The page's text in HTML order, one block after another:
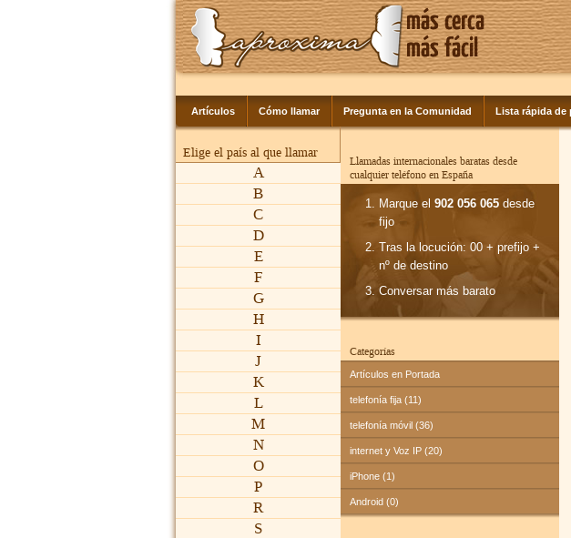
Artículos Cómo llamar Pregunta en la Comunidad Lista rápida de
Elige el país al que llamar
A
B
C
D
E
F
G
H
I
J
K
L
M
N
O
P
R
S
Llamadas internacionales baratas desde
cualquier teléfono en España
Marque el902 056 065 desde
fijo
Tras la locución: 00 + prefijo +
nº de destino
Conversar más barato
Categorías
Artículos en Portada
telefonía fija (11)
telefonía móvil (36)
internet y Voz IP (20)
iPhone (1)
Android (0)